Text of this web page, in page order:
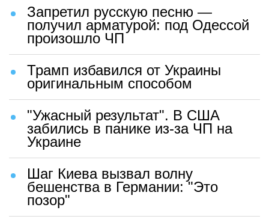
Запретил русскую песню —
получил арматурой: под Одессой
произошло ЧП
Трамп избавился от Украины
оригинальным способом
"Ужасный результат". В США
забились в панике из-за ЧП на
Украине
Шаг Киева вызвал волну
бешенства в Германии: "Это
позор"